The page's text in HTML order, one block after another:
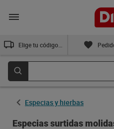
Especias y hierbas
Especias surtidas